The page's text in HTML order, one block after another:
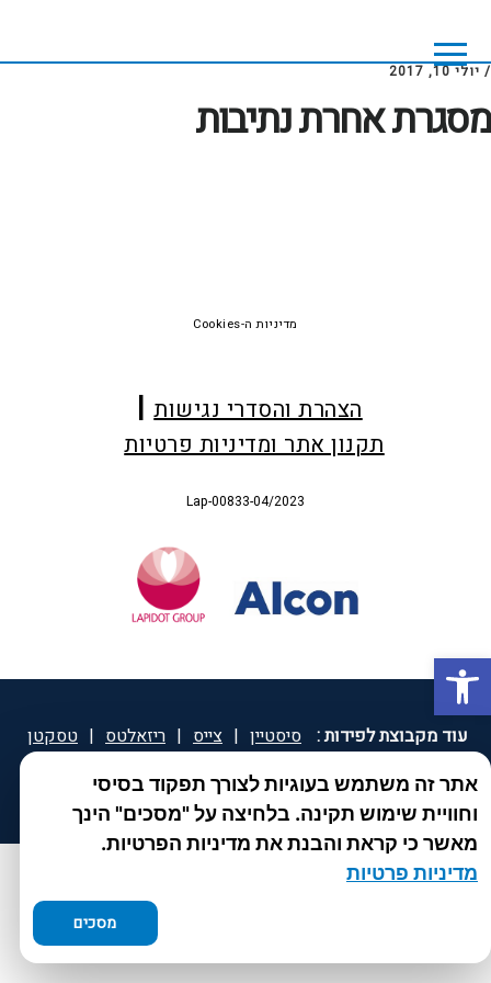
פתח סרגל נגישות
main
content
footer
/ יולי 10, 2017
מסגרת אחרת נתיבות
הצהרת והסדרי נגישות
תקנון אתר ומדיניות פרטיות
Lap-00833-04/2023
מדיניות ה-Cookies
אתר זה משתמש בעוגיות לצורך תפקוד בסיסי
וחוויית שימוש תקינה. בלחיצה על "מסכים" הינך
מאשר כי קראת והבנת את מדיניות הפרטיות.
מדיניות פרטיות
מסכים
עוד מקבוצת לפידות : סיסטיין | צייס | ריזאלטס | טסקטן
| ספאטון | ספיד גרון | יוטיפרו פלוס | קוקידנט |
DROPsept ®